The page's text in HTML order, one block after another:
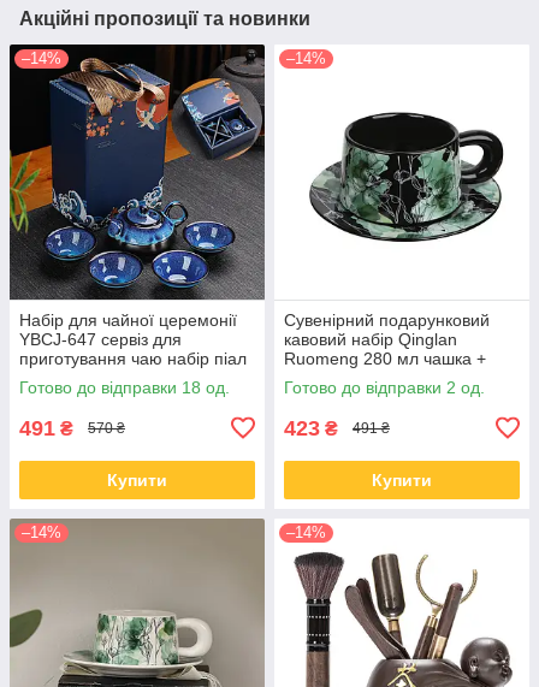
Акційні пропозиції та новинки
–14%
Набір для чайної церемонії
YBCJ-647 сервіз для
приготування чаю набір піал
із чайником на 4 персони
подарункова
Готово до відправки 18 од.
491 ₴ 570 ₴
Купити
–14%
Сувенірний подарунковий
кавовий набір Qinglan
Ruomeng 280 мл чашка +
люстерце + подарункова
коробка керамічний Black
Готово до відправки 2 од.
423 ₴ 491 ₴
Купити
–14% –14%